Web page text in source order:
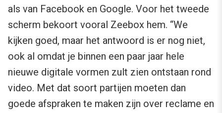
als van Facebook en Google. Voor het tweede
scherm bekoort vooral Zeebox hem. “We
kijken goed, maar het antwoord is er nog niet,
ook al omdat je binnen een paar jaar hele
nieuwe digitale vormen zult zien ontstaan rond
video. Met dat soort partijen moeten dan
goede afspraken te maken zijn over reclame en